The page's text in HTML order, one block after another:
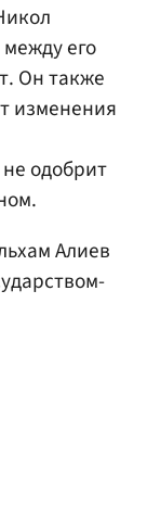
его
Он также
изменения
одобрит
Алиев